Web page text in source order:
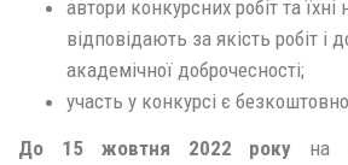
автори конкурсних робіт та їхні
відповідають за якість робіт і
академічної доброчесності;
участь у конкурсі є
До 15 жовтня 2022 року на